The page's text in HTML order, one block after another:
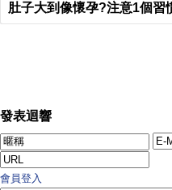
肚子大到像懷孕?注意1個習
發表迴響
會員登入